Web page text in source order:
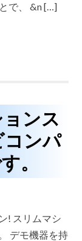
で、 &n […]
ンス
コンパ
。
! スリムマシ
デモ機器を持